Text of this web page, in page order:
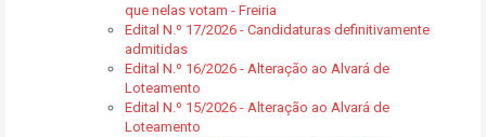
que nelas votam - Freiria
Edital N.º 17/2026 - Candidaturas definitivamente
admitidas
Edital N.º 16/2026 - Alteração ao Alvará de
Loteamento
Edital N.º 15/2026 - Alteração ao Alvará de
Loteamento